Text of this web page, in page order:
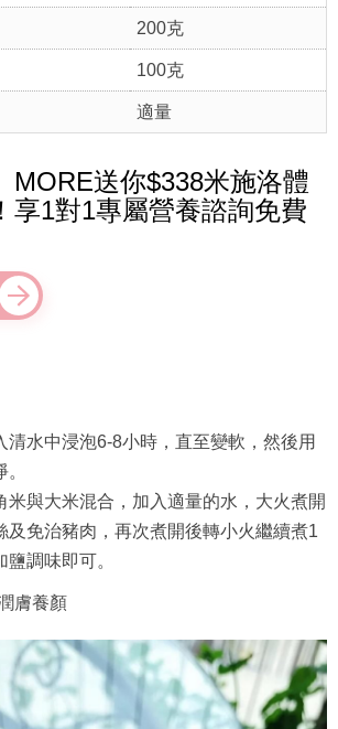
200克
100克
適量
MORE送你$338米施洛體
享1對1專屬營養諮詢免費
清水中浸泡6-8小時，直至變軟，然後用
米與大米混合，加入適量的水，大火煮開
及免治豬肉，再次煮開後轉小火繼續煮1
調味即可。
膚養顏